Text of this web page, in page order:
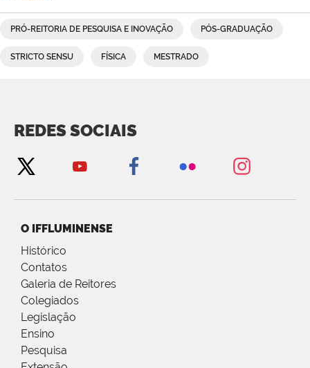
PRÓ-REITORIA DE PESQUISA E INOVAÇÃO PÓS-GRADUAÇÃO
STRICTO SENSU FÍSICA MESTRADO
REDES SOCIAIS
O IFFLUMINENSE
Histórico
Contatos
Galeria de Reitores
Colegiados
Legislação
Ensino
Pesquisa